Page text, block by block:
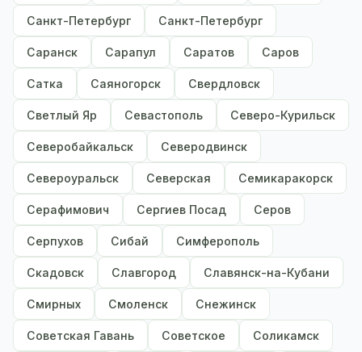
Санкт-Петербург Санкт-Петербург
Саранск Сарапул Саратов Саров
Сатка Саяногорск Свердловск
Светлый Яр Севастополь Северо-Курильск
Северобайкальск Северодвинск
Североуральск Северская Семикаракорск
Серафимович Сергиев Посад Серов
Серпухов Сибай Симферополь
Скадовск Славгород Славянск-на-Кубани
Смирных Смоленск Снежинск
Советская Гавань Советское Соликамск